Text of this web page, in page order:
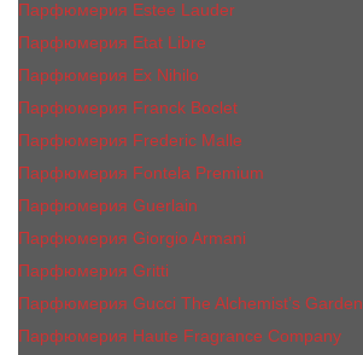
Парфюмерия Estee Lаudеr
Парфюмерия Etat Libre
Парфюмерия Ex Nihilo
Парфюмерия Franck Boclet
Парфюмерия Frеderic Mаlle
Парфюмерия Fontela Premium
Парфюмерия Guerlain
Парфюмерия Giorgio Armani
Парфюмерия Gritti
Парфюмерия Gucci The Alchemist’s Garden.
Парфюмерия Haute Fragrance Company